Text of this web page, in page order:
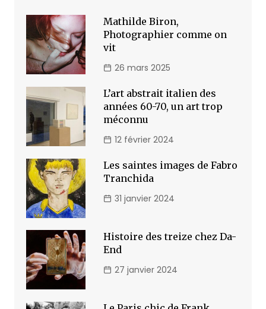
Mathilde Biron,
Photographier comme on
vit
26 mars 2025
L’art abstrait italien des
années 60-70, un art trop
méconnu
12 février 2024
Les saintes images de Fabro
Tranchida
31 janvier 2024
Histoire des treize chez Da-
End
27 janvier 2024